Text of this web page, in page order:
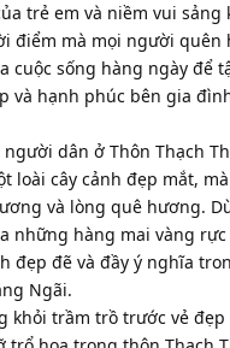
trẻ em và niềm vui sảng
điểm mà mọi người quên
cuộc sống hàng ngày để
và hạnh phúc bên gia
dân ở Thôn Thạch
loài cây cảnh đẹp mắt,
và lòng quê hương.
những hàng mai vàng
đẹp đẽ và đầy ý nghĩa
Ngãi.
khỏi trầm trồ trước vẻ